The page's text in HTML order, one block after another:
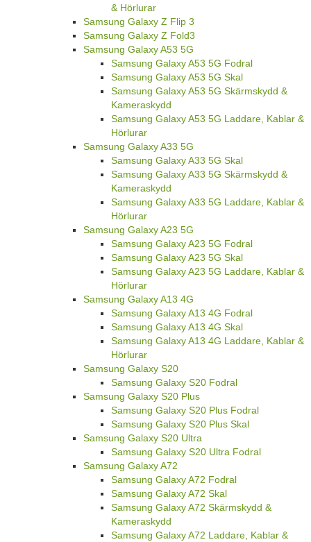
& Hörlurar
Samsung Galaxy Z Flip 3
Samsung Galaxy Z Fold3
Samsung Galaxy A53 5G
Samsung Galaxy A53 5G Fodral
Samsung Galaxy A53 5G Skal
Samsung Galaxy A53 5G Skärmskydd &
Kameraskydd
Samsung Galaxy A53 5G Laddare, Kablar &
Hörlurar
Samsung Galaxy A33 5G
Samsung Galaxy A33 5G Skal
Samsung Galaxy A33 5G Skärmskydd &
Kameraskydd
Samsung Galaxy A33 5G Laddare, Kablar &
Hörlurar
Samsung Galaxy A23 5G
Samsung Galaxy A23 5G Fodral
Samsung Galaxy A23 5G Skal
Samsung Galaxy A23 5G Laddare, Kablar &
Hörlurar
Samsung Galaxy A13 4G
Samsung Galaxy A13 4G Fodral
Samsung Galaxy A13 4G Skal
Samsung Galaxy A13 4G Laddare, Kablar &
Hörlurar
Samsung Galaxy S20
Samsung Galaxy S20 Fodral
Samsung Galaxy S20 Plus
Samsung Galaxy S20 Plus Fodral
Samsung Galaxy S20 Plus Skal
Samsung Galaxy S20 Ultra
Samsung Galaxy S20 Ultra Fodral
Samsung Galaxy A72
Samsung Galaxy A72 Fodral
Samsung Galaxy A72 Skal
Samsung Galaxy A72 Skärmskydd &
Kameraskydd
Samsung Galaxy A72 Laddare, Kablar &